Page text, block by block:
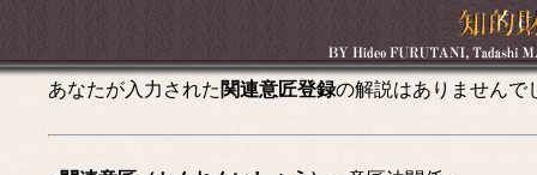
あなたが入力された 関連意匠登録の解説はありませんで